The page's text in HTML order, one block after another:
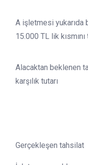
A işletmesi yukarıda
15.000 TL lik
Alacaktan beklenen
karşılık tutarı
=
=
Gerçekleşen